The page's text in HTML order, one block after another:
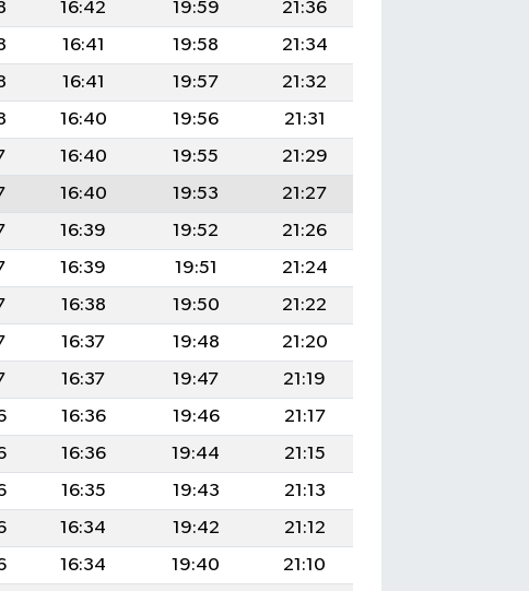
16:42 19:59
21:36
16:41 19:58
21:34
16:41 19:57
21:32
16:40 19:56
21:31
16:40 19:55
21:29
16:40 19:53
21:27
16:39 19:52
21:26
16:39 19:51
21:24
16:38 19:50
21:22
16:37 19:48
21:20
16:37 19:47
21:19
16:36 19:46
21:17
16:36 19:44
21:15
16:35 19:43
21:13
16:34 19:42
21:12
16:34 19:40
21:10